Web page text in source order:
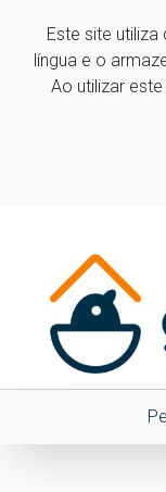
Este site
língua e o
Ao utilizar